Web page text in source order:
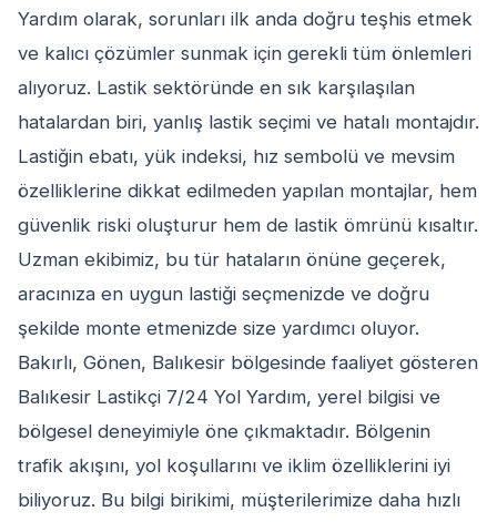
Yardım olarak, sorunları ilk anda doğru teşhis etmek
ve kalıcı çözümler sunmak için gerekli tüm önlemleri
alıyoruz. Lastik sektöründe en sık karşılaşılan
hatalardan biri, yanlış lastik seçimi ve hatalı montajdır.
Lastiğin ebatı, yük indeksi, hız sembolü ve mevsim
özelliklerine dikkat edilmeden yapılan montajlar, hem
güvenlik riski oluşturur hem de lastik ömrünü kısaltır.
Uzman ekibimiz, bu tür hataların önüne geçerek,
aracınıza en uygun lastiği seçmenizde ve doğru
şekilde monte etmenizde size yardımcı oluyor.
Bakırlı, Gönen, Balıkesir bölgesinde faaliyet gösteren
Balıkesir Lastikçi 7/24 Yol Yardım, yerel bilgisi ve
bölgesel deneyimiyle öne çıkmaktadır. Bölgenin
trafik akışını, yol koşullarını ve iklim özelliklerini iyi
biliyoruz. Bu bilgi birikimi, müşterilerimize daha hızlı